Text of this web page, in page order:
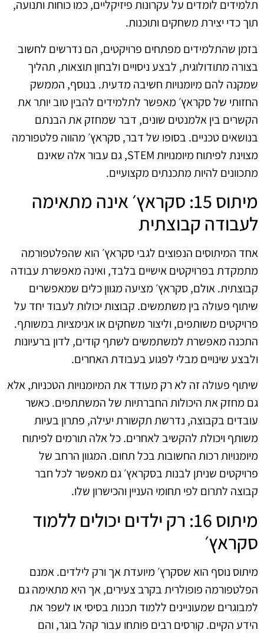
תלמידים לומדים על עקרונות פיזיקליים, כמו כוחות ותנועה,
תוך כדי יצירת משחקים ותוכנות.
בזמן שהתלמידים מפתחים פרויקטים, הם נדרשים לחשוב
בצורה מתודולוגית, לבצע ניסויים ולבחון תוצאות, תהליך
שמקנה להם מיומנויות חשיבה מדעית. בנוסף, הממשק
החזותי של סקראץ׳ מאפשר לתלמידים להבין טוב יותר את
הקשרים בין אלמנטים שונים, דבר שמחזק את הבנתם
בנושאים טכניים. בסופו של דבר, סקראץ׳ מהווה פלטפורמה
מצוינת לפיתוח מיומנויות STEM, גם עבור אלה שאינם
מתכוונים להיות מתכנתים מקצועיים.
מיתוס 15: סקראץ׳ אינה מתאימה
לעבודה קבוצתית
אחד המיתוסים הנפוצים לגבי סקראץ׳ הוא שהפלטפורמה
מתמקדת בפרויקטים אישיים בלבד, ואינה מאפשרת עבודה
קבוצתית. אולם, סקראץ׳ מציעה מגוון כלים שמאפשרים
שיתוף פעולה בין משתמשים. קבוצות יכולות לעבוד יחד על
פרויקטים משותפים, וליצור משחקים או אנימציות במשותף.
התכנה מאפשרת למשתמשים לשתף קודים, לדון ברעיונות
ולבצע שינויים מבלי לפגוע בעבודת האחרים.
שיתוף פעולה זה לא רק מעודד את המיומנויות הטכניות, אלא
גם מחזק את היכולות החברתיות של המשתתפים. כאשר
עובדים בקבוצה, נדרשת תקשורת יעילה, פתרון בעיות
משותף ויכולת להקשיב לאחרים. כל אלה תורמים לפיתוח
מיומנויות רכות החשובות בכל תחום. המגוון הרחב של
פרויקטים שניתן לבנות בסקראץ׳ גם מאפשר לכל חבר
קבוצה לתרום לפי תחומי העניין והכישרון שלו.
מיתוס 16: רק ילדים יכולים ללמוד
סקראץ׳
מיתוס נוסף הוא שסקרץ׳ מיועדת אך ורק לילדים. אמנם
הפלטפורמה פופולרית בקרב צעירים, אך היא מתאימה גם
למבוגרים שמעוניינים ללמוד תכנות בסיסי או לשפר את
הידע הקיים. קורסים רבים פותחו עבור קהל בוגר, והם